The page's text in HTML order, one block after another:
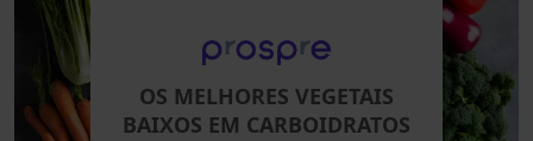
OS MELHORES VEGETAIS
BAIXOS EM CARBOIDRATOS